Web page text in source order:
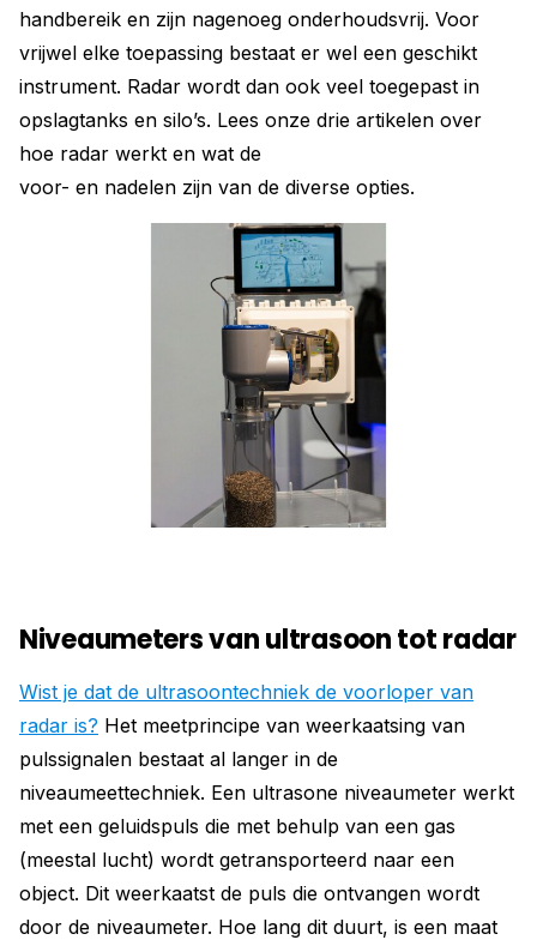
handbereik en zijn nagenoeg onderhoudsvrij. Voor
vrijwel elke toepassing bestaat er wel een geschikt
instrument. Radar wordt dan ook veel toegepast in
opslagtanks en silo’s. Lees onze drie artikelen over
hoe radar werkt en wat de
voor- en nadelen zijn van de diverse opties.
Niveaumeters van ultrasoon tot radar
Wist je dat de ultrasoontechniek de voorloper van
radar is? Het meetprincipe van weerkaatsing van
pulssignalen bestaat al langer in de
niveaumeettechniek. Een ultrasone niveaumeter werkt
met een geluidspuls die met behulp van een gas
(meestal lucht) wordt getransporteerd naar een
object. Dit weerkaatst de puls die ontvangen wordt
door de niveaumeter. Hoe lang dit duurt, is een maat